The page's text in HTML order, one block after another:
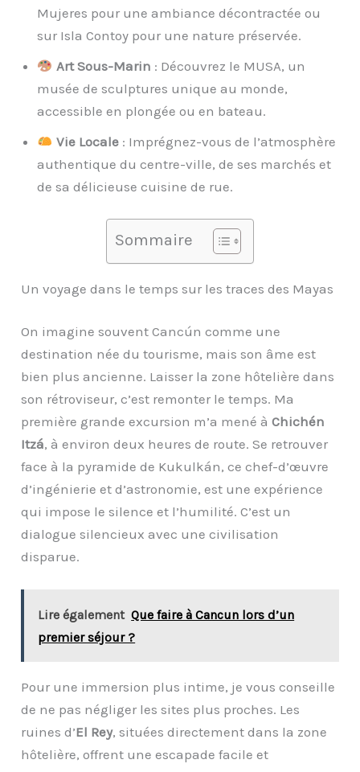
Mujeres pour une ambiance décontractée ou
sur Isla Contoy pour une nature préservée.
Art Sous-Marin : Découvrez le MUSA, un
musée de sculptures unique au monde,
accessible en plongée ou en bateau.
Vie Locale: Imprégnez-vous de l’atmosphère
authentique du centre-ville, de ses marchés et
de sa délicieuse cuisine de rue.
Sommaire
Un voyage dans le temps sur les traces des Mayas
On imagine souvent Cancún comme une
destination née du tourisme, mais son âme est
bien plus ancienne. Laisser la zone hôtelière dans
son rétroviseur, c’est remonter le temps. Ma
première grande excursion m’a mené àChichén
Itzá, à environ deux heures de route. Se retrouver
face à la pyramide de Kukulkán, ce chef-d’œuvre
d’ingénierie et d’astronomie, est une expérience
qui impose le silence et l’humilité. C’est un
dialogue silencieux avec une civilisation
disparue.
Lire également Que faire à Cancun lors d’un
premier séjour ?
Pour une immersion plus intime, je vous conseille
de ne pas négliger les sites plus proches. Les
ruines d’El Rey, situées directement dans la zone
hôtelière, offrent une escapade facile et